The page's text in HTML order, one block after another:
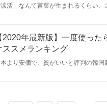
活」なんて言葉が生まれるくらい
泣いてストレスを発散する、とい
の日。筆者はとても涙もろいので、
ことも。 そこで、目が腫れにくい
す方法を、お伝えしていきます。
2020年最新版】一度使った
ススメランキング
より安価で、質がいいと評判の韓
がたくさんありすぎて何を使えば